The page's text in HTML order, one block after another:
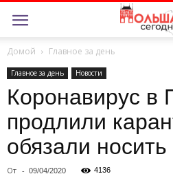
Домой Главное за день
Главное за день Новости
Коронавирус в
продлили
обязали носить
От - 09/04/2020 4136